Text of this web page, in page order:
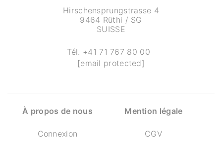
Hirschensprungstrasse 4
9464 Rüthi / SG
SUISSE
Tél. +41 71 767 80 00
[email protected]
À propos de nous
Connexion
Mention légale
CGV